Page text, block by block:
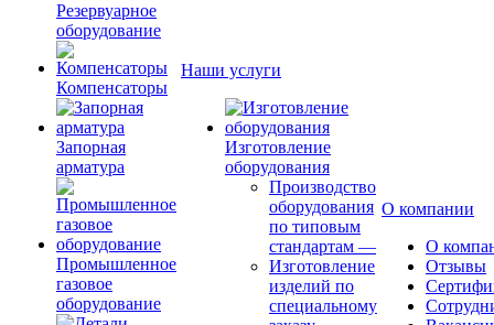
Резервуарное
оборудование
Компенсаторы
Запорная
арматура
Промышленное
газовое
оборудование
Наши услуги
Изготовление
оборудования
Производство
оборудования
по типовым
стандартам —
Изготовление
изделий по
специальному
О компании
О
Отзывы